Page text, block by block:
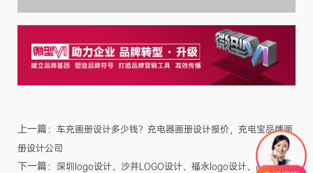
上一篇： 车充画册设计多少钱？充电器画册设计报价，充电宝品牌画
册设计公司
下一篇： 深圳logo设计、沙井LOGO设计、福永logo设计、品牌商标